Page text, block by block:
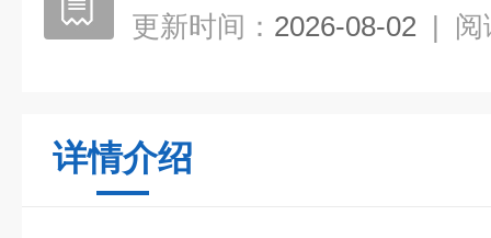
更新时间： 2026-08-02 | 阅
详情介绍